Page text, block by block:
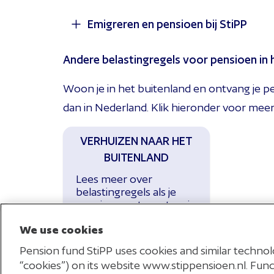
buitenland? Geef je nieuwe adres
automatisch door. Je kunt je
Heb je tussen je 15e en je AOW-
gewerkt? Dan krijg je minder AOW.
Emigreren en pensioen bij StiPP
of gedetacheerde in Nederland. Dit
StiPP.
Ga je voor je werk in het
Dan kun je misschien een
je aanvragen bij de
pensioen bij ons opbouwen en
voor jou geregeld is. Meer informatie
Andere belastingregels voor pensioen in
Woon je in het buitenland en ontvang je
dan in Nederland. Klik hieronder voor
VERHUIZEN NAAR HET
BUITENLAND
Lees meer over
belastingregels als je
pensioen ontvangt en in
We use cookies
Pension fund StiPP uses cookies and similar
“cookies”) on its website www.stippensioen.nl.